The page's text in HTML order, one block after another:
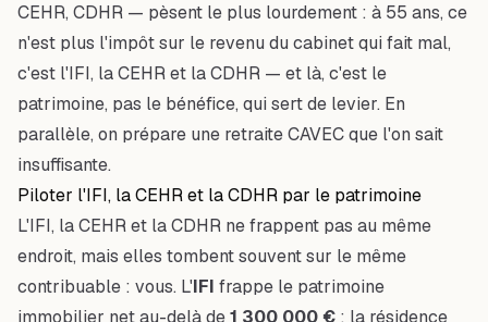
CEHR, CDHR — pèsent le plus lourdement : à 55 ans, ce
n'est plus l'impôt sur le revenu du cabinet qui fait mal,
c'est l'IFI, la CEHR et la CDHR — et là, c'est le
patrimoine, pas le bénéfice, qui sert de levier. En
parallèle, on prépare une retraite CAVEC que l'on sait
insuffisante.
Piloter l'IFI, la CEHR et la CDHR par le patrimoine
L'IFI, la CEHR et la CDHR ne frappent pas au même
endroit, mais elles tombent souvent sur le même
contribuable : vous. L'IFI frappe le patrimoine
immobilier net au-delà de1 300 000 € : la résidence